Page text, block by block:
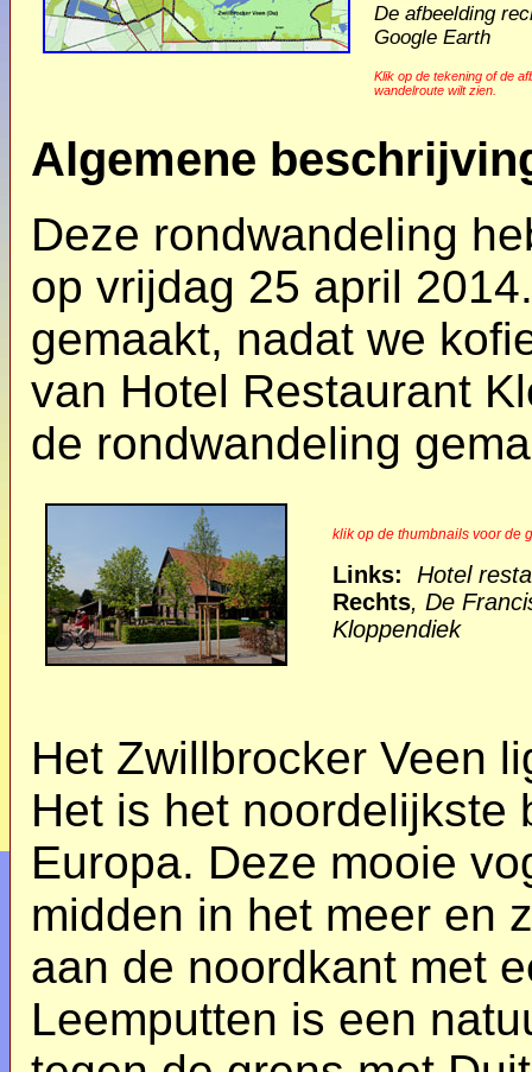
De afbeelding
Google Earth
Klik op de tekening of de
wandelroute wilt zien.
Algemene
Deze rondwandeling
op vrijdag 25 april
gemaakt, nadat we
van Hotel Restaurant
de rondwandeling
klik op de thumbnails voor de
Links: Hotel
Rechts, De
Kloppendiek
Het Zwillbrocker Veen
Het is het noordelijkste
Europa. Deze mooie
midden in het meer en
aan de noordkant met
Leemputten is een